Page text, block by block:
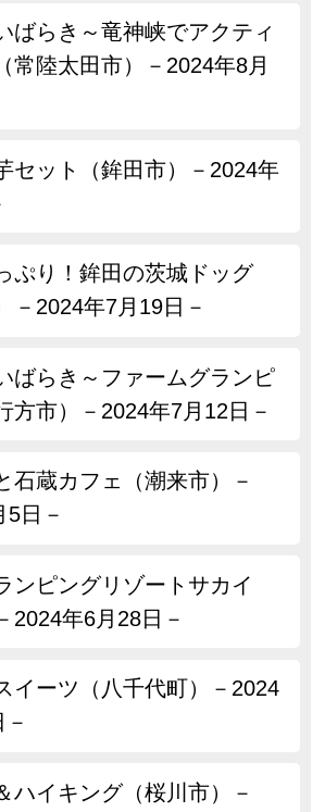
ばらき～竜神峡でアクティ
常陸太田市）－2024年8月
セット（鉾田市）－2024年
ぷり！鉾田の茨城ドッグ
－2024年7月19日－
ばらき～ファームグランピ
方市）－2024年7月12日－
石蔵カフェ（潮来市）－
5日－
ンピングリゾートサカイ
2024年6月28日－
イーツ（八千代町）－2024
ハイキング（桜川市）－